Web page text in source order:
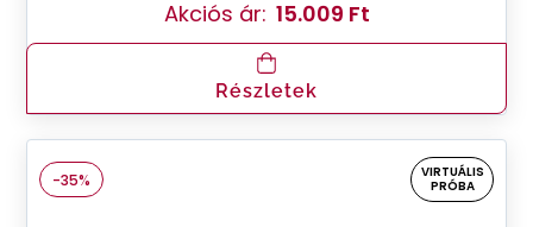
Akciós ár: 15.009 Ft
Részletek
-35%
VIRTUÁLIS
PRÓBA